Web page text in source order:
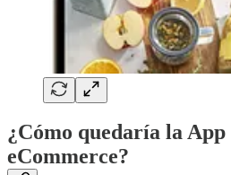
¿Cómo quedaría la App
eCommerce?